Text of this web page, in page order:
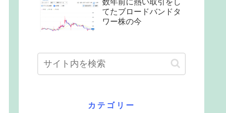
てたブロードバンドタ
ワー株の今
カテゴリー